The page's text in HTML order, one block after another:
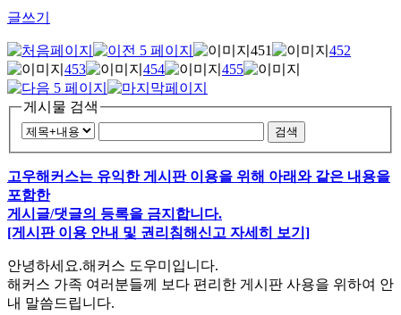
글쓰기
451
452
453
454 455
게시물 검색
검색
고우해커스는 유익한 게시판 이용을 위해 아래와 같은 내용을
포함한
게시글/댓글의 등록을 금지합니다.
[게시판 이용 안내 및 권리침해신고 자세히 보기]
안녕하세요.해커스 도우미입니다.
해커스 가족 여러분들께 보다 편리한 게시판 사용을 위하여 안
내 말씀드립니다.